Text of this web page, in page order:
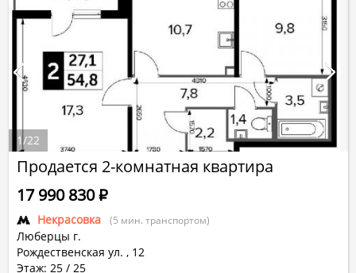
Продается 2-комнатная квартира
Некрасовка (5 мин. транспортом)
Люберцы г.
Рождественская ул. , 12
Этаж: 25 / 25
17 990 830Р
1/22